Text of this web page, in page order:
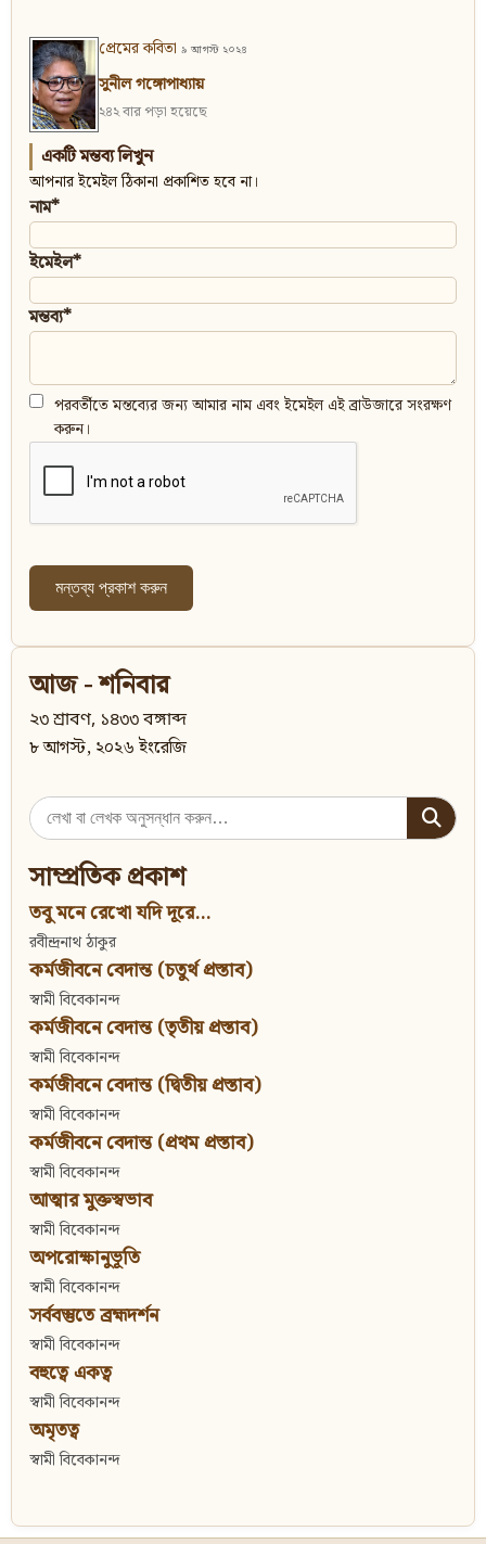
প্রেমের কবিতা ৯ আগস্ট ২০২৪
সুনীল গঙ্গোপাধ্যায়
২৪২ বার পড়া হয়েছে
একটি মন্তব্য লিখুন
আপনার ইমেইল ঠিকানা প্রকাশিত হবে না।
নাম*
ইমেইল*
মন্তব্য*
পরবর্তীতে মন্তব্যের জন্য আমার নাম এবং ইমেইল এই ব্রাউজারে সংরক্ষণ
করুন।
আজ - শনিবার
২৩ শ্রাবণ, ১৪৩৩ বঙ্গাব্দ
৮ আগস্ট, ২০২৬ ইংরেজি
Search
for:
সাম্প্রতিক প্রকাশ
তবু মনে রেখো যদি দূরে...
রবীন্দ্রনাথ ঠাকুর
কর্মজীবনে বেদান্ত (চতুর্থ প্রস্তাব)
স্বামী বিবেকানন্দ
কর্মজীবনে বেদান্ত (তৃতীয় প্রস্তাব)
স্বামী বিবেকানন্দ
কর্মজীবনে বেদান্ত (দ্বিতীয় প্রস্তাব)
স্বামী বিবেকানন্দ
কর্মজীবনে বেদান্ত (প্রথম প্রস্তাব)
স্বামী বিবেকানন্দ
আত্মার মুক্তস্বভাব
স্বামী বিবেকানন্দ
অপরোক্ষানুভূতি
স্বামী বিবেকানন্দ
সর্ববস্তুতে ব্রহ্মদর্শন
স্বামী বিবেকানন্দ
বহুত্বে একত্ব
স্বামী বিবেকানন্দ
অমৃতত্ব
স্বামী বিবেকানন্দ